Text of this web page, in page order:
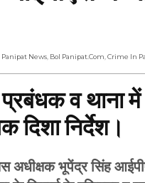
Panipat News Bol Panipat.com Crime In
व थाना
निर्देश।
भूपेंद्र सिंह